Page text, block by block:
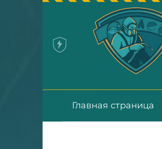
Главная страница